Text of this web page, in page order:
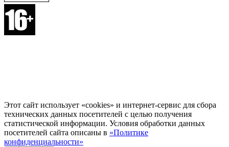
Этот сайт использует «cookies» и интернет-сервис для сбора
технических данных посетителей с целью получения
статистической информации. Условия обработки данных
посетителей сайта описаны в «Политике
конфиденциальности»